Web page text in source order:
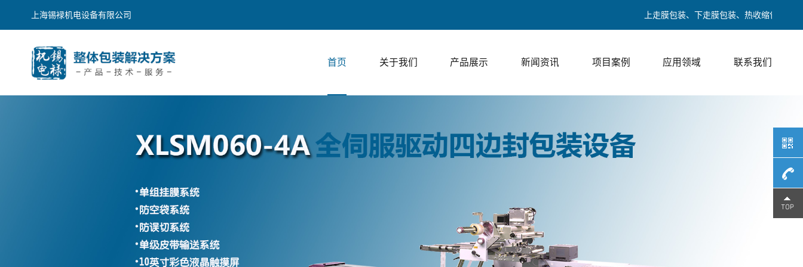
上海锡䘵机电设备有限公司 上走膜包装、下走膜包装、热收缩包装、热封口包装
首页 关于我们 产品展示 新闻资讯 项目案例 应用领域 联系我们